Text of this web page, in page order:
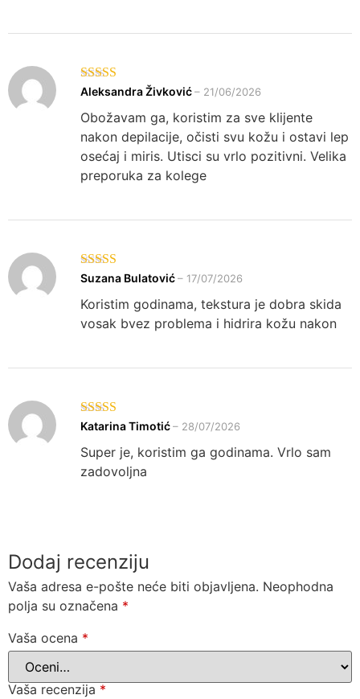
Ocenjeno sa
Aleksandra Živković– 21/06/2026
Obožavam ga, koristim za sve klijente
nakon depilacije, očisti svu kožu i ostavi lep
osećaj i miris. Utisci su vrlo pozitivni. Velika
preporuka za kolege
Ocenjeno sa
Suzana Bulatović– 17/07/2026
Koristim godinama, tekstura je dobra skida
vosak bvez problema i hidrira kožu nakon
Ocenjeno sa
Katarina Timotić– 28/07/2026
Super je, koristim ga godinama. Vrlo sam
zadovoljna
Dodaj recenziju
Vaša adresa e-pošte neće biti objavljena. Neophodna
polja su označena *
Vaša ocena *
Vaša recenzija *